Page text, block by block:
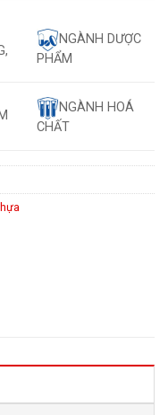
NGÀNH DƯỢC
PHẨM
NGÀNH HOÁ
CHẤT